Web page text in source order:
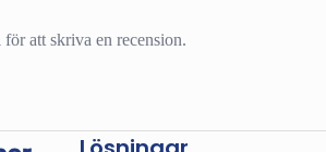
för att skriva en recension.